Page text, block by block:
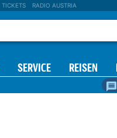
TICKETS RADIO AUSTRIA
SERVICE REISEN